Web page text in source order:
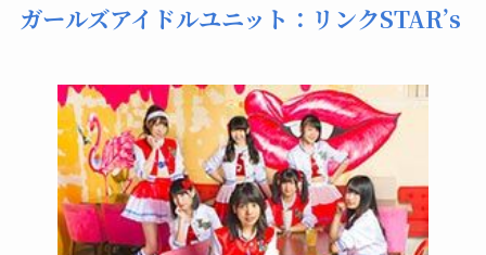
ガールズアイドルユニット：リンクSTAR’s